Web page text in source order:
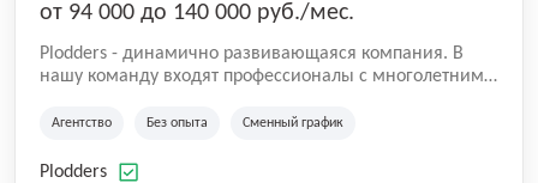
от 94 000 до 140 000 руб./мес.
Plodders - динамично развивающаяся компания. В
нашу команду входят профессионалы с многолетним
на рынке аутсорсинга, а накопленный опыт позволяют
оказываемых услуг.
Агентство Без опыта Сменный график
Plodders